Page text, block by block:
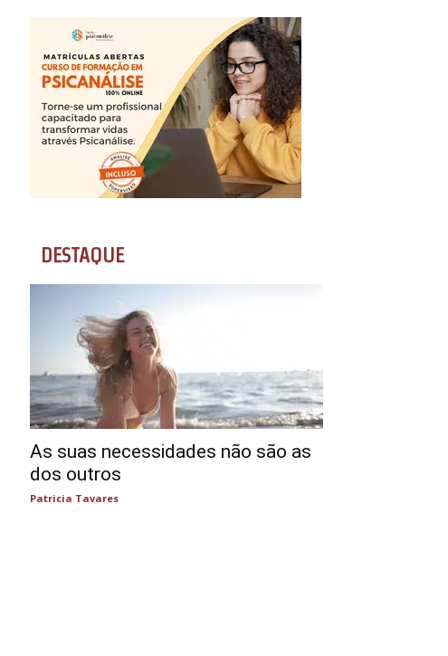
DESTAQUE
As suas necessidades não são as
dos outros
Patricia Tavares